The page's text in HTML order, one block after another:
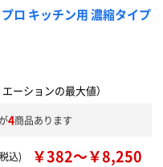
ロ キッチン用 濃縮タイプ
エーションの最大値）
4商品あります
込) ￥382～￥8,250